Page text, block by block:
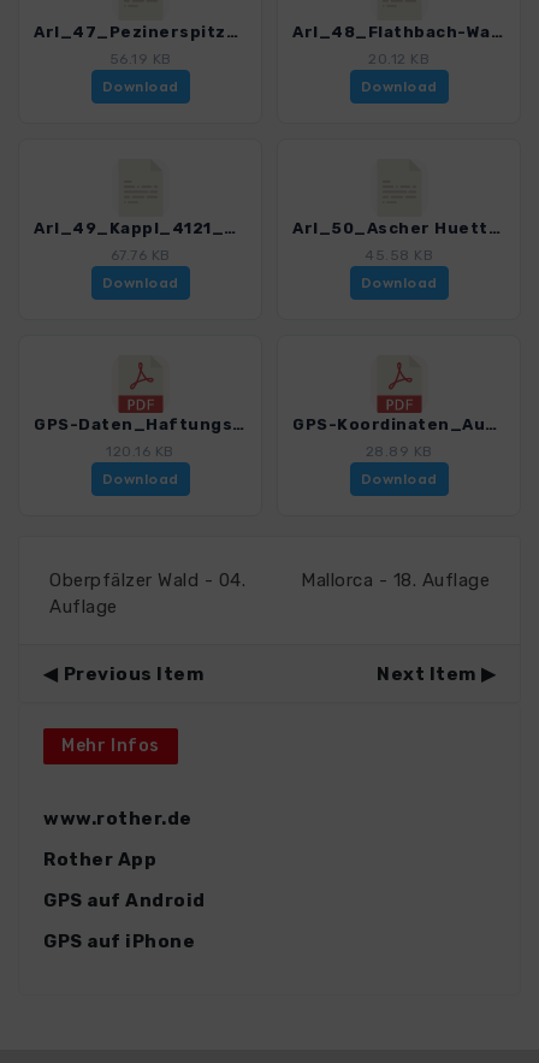
Arl_47_Pezinerspitze_4121_5.gpx
56.19 KB
Download
Arl_48_Flathbach-Wasserfall_4121_5.gpx
20.12 KB
Download
Arl_49_Kappl_4121_5.gpx
67.76 KB
Download
Arl_50_Ascher Huette_4121_5.gpx
45.58 KB
Download
GPS-Daten_Haftungsausschluss-Nutzungsbedingungen_WF_Arlberg_Paznaun_4121_5.pdf
120.16 KB
Download
GPS-Koordinaten_Ausgangspunkte_WF_Arlberg_Paznaun_4121_5.pdf
28.89 KB
Download
Oberpfälzer Wald - 04.
Auflage
Mallorca - 18. Auflage
Previous Item Next Item
Mehr Infos
www.rother.de
Rother App
GPS auf Android
GPS auf iPhone